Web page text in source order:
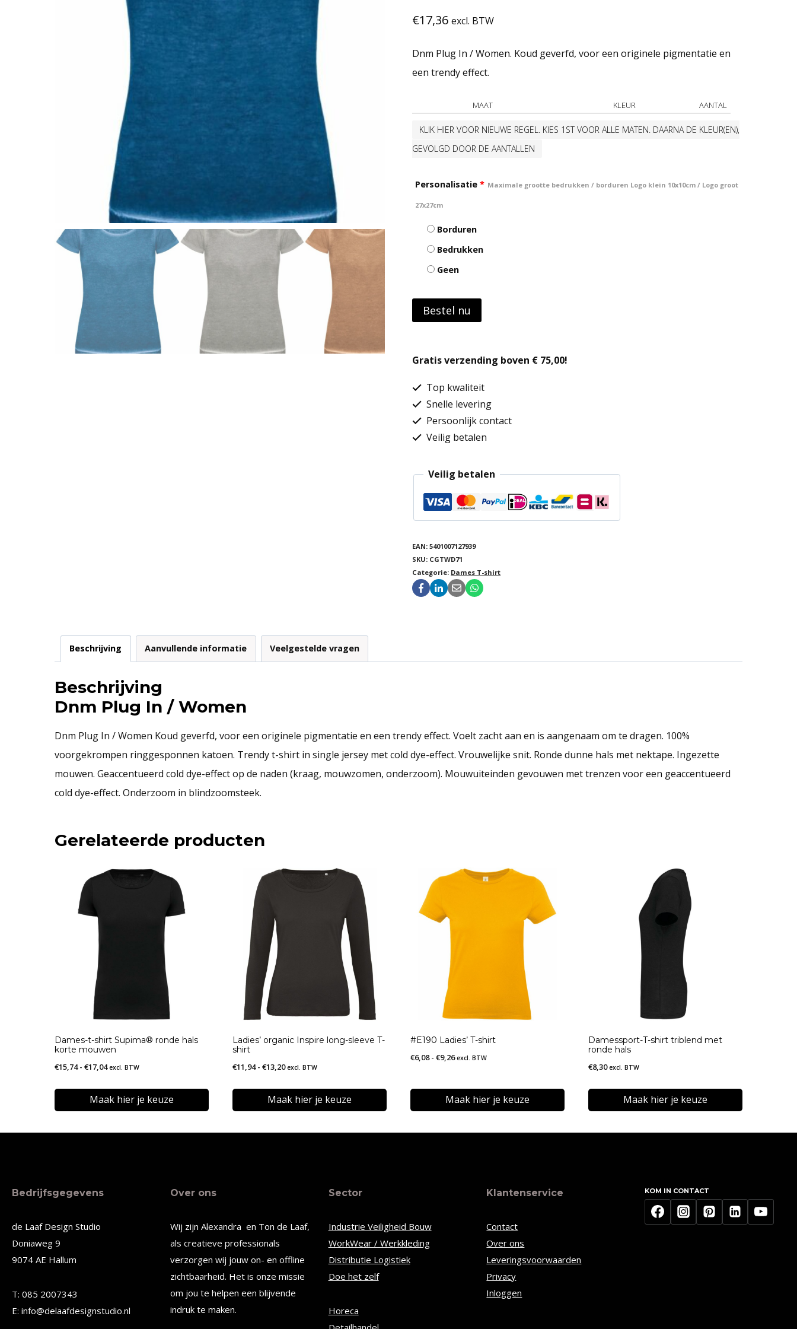
€17,36 excl. BTW
Dnm Plug In / Women. Koud geverfd, voor een originele pigmentatie en
een trendy effect.
MAAT KLEUR AANTAL
KLIK HIER VOOR NIEUWE REGEL. KIES 1ST VOOR ALLE MATEN. DAARNA DE KLEUR(EN),
GEVOLGD DOOR DE AANTALLEN
Personalisatie * Maximale grootte bedrukken / borduren Logo klein 10x10cm / Logo groot
27x27cm
Borduren
Bedrukken
Geen
Bestel nu
Gratis verzending boven € 75,00!
Top kwaliteit
Snelle levering
Persoonlijk contact
Veilig betalen
Veilig betalen
EAN:5401007127939
SKU: CGTWD71
Categorie: Dames T-shirt
Beschrijving Aanvullende informatie Veelgestelde vragen
Beschrijving
Dnm Plug In / Women
Dnm Plug In / Women Koud geverfd, voor een originele pigmentatie en een trendy effect. Voelt zacht aan en is aangenaam om te dragen. 100%
voorgekrompen ringgesponnen katoen. Trendy t-shirt in single jersey met cold dye-effect. Vrouwelijke snit. Ronde dunne hals met nektape. Ingezette
mouwen. Geaccentueerd cold dye-effect op de naden (kraag, mouwzomen, onderzoom). Mouwuiteinden gevouwen met trenzen voor een geaccentueerd
cold dye-effect. Onderzoom in blindzoomsteek.
Gerelateerde producten
Dames-t-shirt Supima® ronde hals
korte mouwen
€15,74 - €17,04Prijsklasse:
tot
€17,04
excl. BTW
Maak hier je keuze
variaties.
optie
worden
op
Ladies’ organic Inspire long-sleeve T-
shirt
€11,94 - €13,20Prijsklasse:
tot
€13,20
excl. BTW
Maak hier je keuze
optie
gekozen
worden
op
#E190 Ladies’ T-shirt
€6,08 - €9,26Prijsklasse:
tot
€9,26
excl. BTW
Maak hier je keuze
optie
kan
Damessport-T-shirt triblend met
ronde hals
€8,30 excl. BTW
Maak hier je keuze
Bedrijfsgegevens
de Laaf Design Studio
Doniaweg 9
9074 AE Hallum
T: 085 2007343
E: info@delaafdesignstudio.nl
Over ons
Wij zijn Alexandra en Ton de Laaf,
als creatieve professionals
verzorgen wij jouw on- en offline
zichtbaarheid. Het is onze missie
om jou te helpen een blijvende
indruk te maken.
Sector
Industrie Veiligheid Bouw
WorkWear / Werkkleding
Distributie Logistiek
Doe het zelf
Horeca
Klantenservice
Contact
Over ons
Leveringsvoorwaarden
Privacy
Inloggen
KOM IN CONTACT